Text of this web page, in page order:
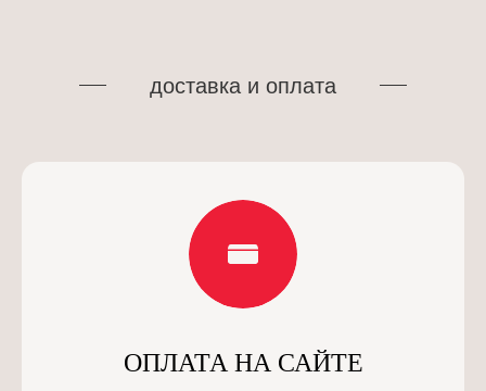
доставка и оплата
ОПЛАТА НА САЙТЕ